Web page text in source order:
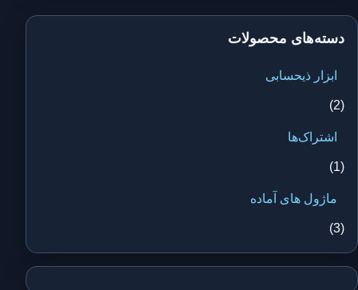
دسته‌های محصولات
ابزار ذیحسابی
(2)
اشتراک‌ها
(1)
ماژول های آماده
(3)